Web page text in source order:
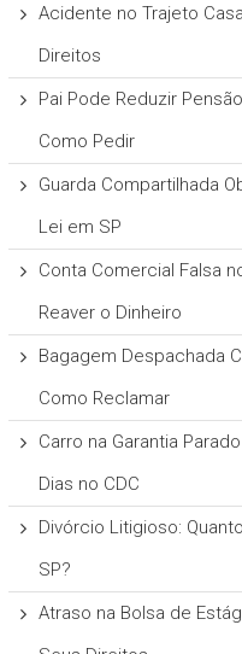
Acidente no Trajeto
Direitos
Pai Pode Reduzir
Como Pedir
Guarda Compartilhada
Lei em SP
Conta Comercial Falsa
Reaver o Dinheiro
Bagagem Despachada
Como Reclamar
Carro na Garantia
Dias no CDC
Divórcio Litigioso:
SP?
Atraso na Bolsa de